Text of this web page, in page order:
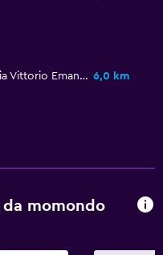
Galleria Vittorio Emanuele II 6,0 km
da momondo